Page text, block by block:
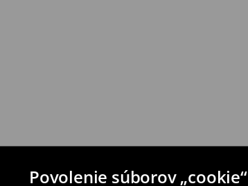
Povolenie súborov „cookie“